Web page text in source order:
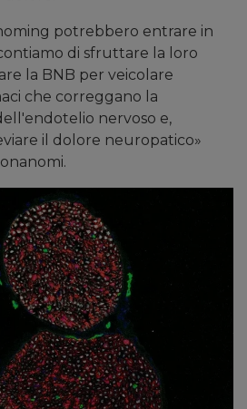
potrebbero entrare in
di sfruttare la loro
la BNB per veicolare
che correggano la
nervoso e,
il dolore neuropatico»